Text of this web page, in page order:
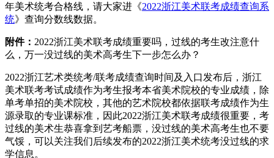
年美术统考合格线，请大家进《2022浙江美术联考成绩查询系
统》查询分数线数据。
附件： 2022浙江美术联考成绩重要吗，过线的考生改注意什
么，万一没过线的美术高考生下一步怎么办？
2022浙江艺术类统考/联考成绩查询时间及入口发布后，浙江
美术联考考试成绩作为考生报考本省美术院校的专业成绩，除
单考单招的美术院校，其他的艺术院校都依据联考成绩作为生
源录取的专业课标准，因此2022浙江美术联考成绩很重要，考
过线的美术生恭喜拿到艺考船票，没过线的美术高考生也不要
气馁，可以关注我们后续发布的2022浙江美术统考没过线的求
学信息。